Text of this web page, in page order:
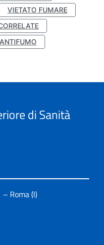
VIETATO FUMARE
di Sanità
Roma (I)